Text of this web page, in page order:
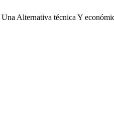
Alternativa técnica Y